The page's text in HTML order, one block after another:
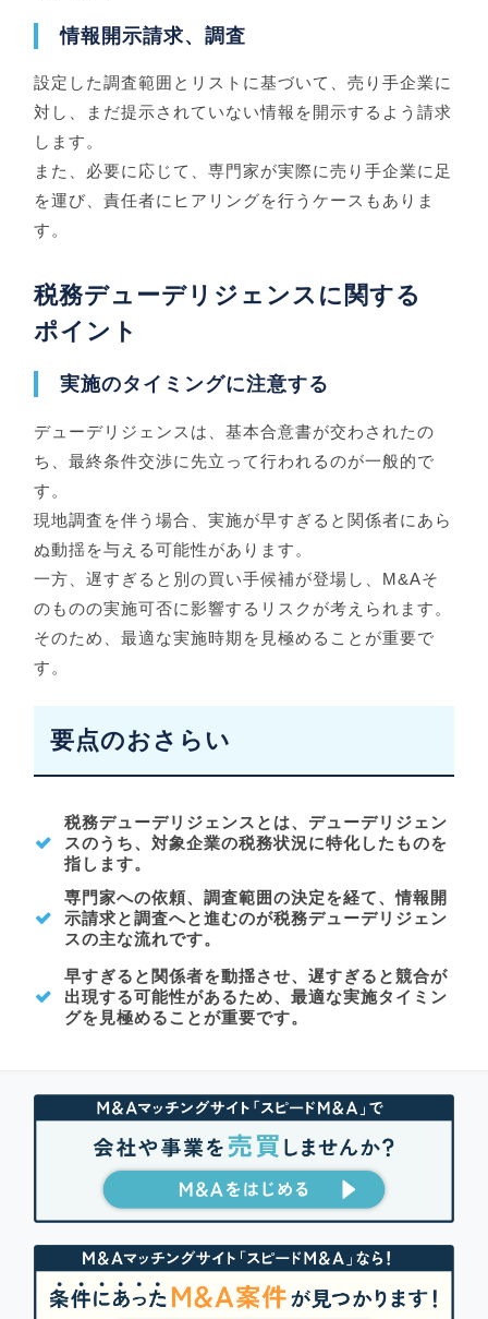
情報開示請求、調査
設定した調査範囲とリストに基づいて、売り手企業に
対し、まだ提示されていない情報を開示するよう請求
します。
また、必要に応じて、専門家が実際に売り手企業に足
を運び、責任者にヒアリングを行うケースもありま
す。
税務デューデリジェンスに関する
ポイント
実施のタイミングに注意する
デューデリジェンスは、基本合意書が交わされたの
ち、最終条件交渉に先立って行われるのが一般的で
す。
現地調査を伴う場合、実施が早すぎると関係者にあら
ぬ動揺を与える可能性があります。
一方、遅すぎると別の買い手候補が登場し、M&Aそ
のものの実施可否に影響するリスクが考えられます。
そのため、最適な実施時期を見極めることが重要で
す。
要点のおさらい
税務デューデリジェンスとは、デューデリジェン
スのうち、対象企業の税務状況に特化したものを
指します。
専門家への依頼、調査範囲の決定を経て、情報開
示請求と調査へと進むのが税務デューデリジェン
スの主な流れです。
早すぎると関係者を動揺させ、遅すぎると競合が
出現する可能性があるため、最適な実施タイミン
グを見極めることが重要です。